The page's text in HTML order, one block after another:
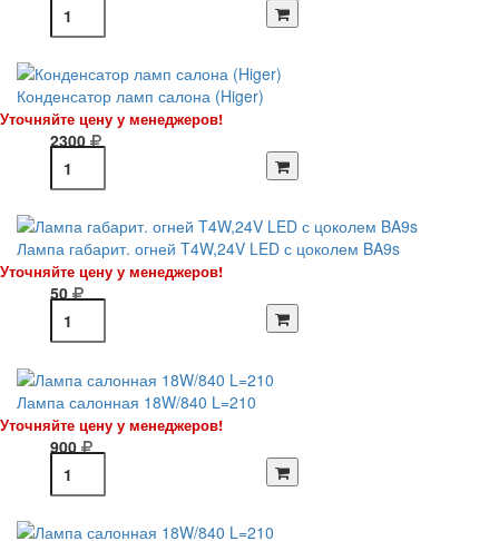
Конденсатор ламп салона (Higer)
Уточняйте цену у менеджеров!
2300
Лампа габарит. огней T4W,24V LED с цоколем BA9s
Уточняйте цену у менеджеров!
50
Лампа салонная 18W/840 L=210
Уточняйте цену у менеджеров!
900